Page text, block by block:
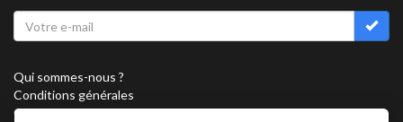
Qui sommes-nous ?
Conditions générales
Confidentialité